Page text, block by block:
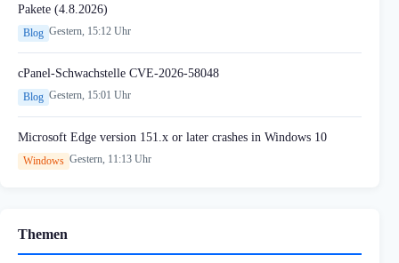
Pakete (4.8.2026)
Blog Gestern, 15:12 Uhr
cPanel-Schwachstelle CVE-2026-58048
Blog Gestern, 15:01 Uhr
Microsoft Edge version 151.x or later crashes in Windows 10
Windows Gestern, 11:13 Uhr
Themen